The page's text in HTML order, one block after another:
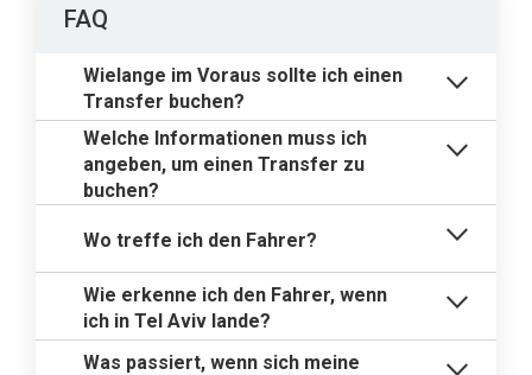
FAQ
Wielange im Voraus sollte ich einen
Transfer buchen?
Welche Informationen muss ich
angeben, um einen Transfer zu
buchen?
Wo treffe ich den Fahrer?
Wie erkenne ich den Fahrer, wenn
ich in Tel Aviv lande?
Was passiert, wenn sich meine